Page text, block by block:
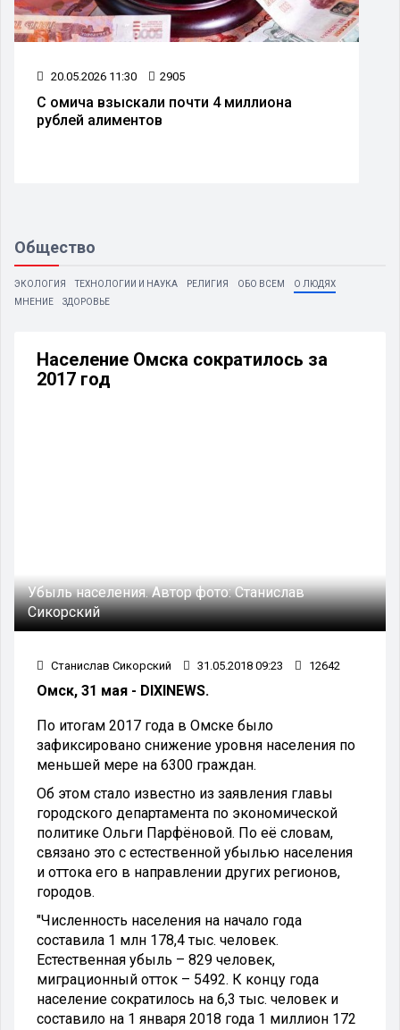
20.05.2026 11:30 2905
С омича взыскали почти 4 миллиона
рублей алиментов
Общество
ЭКОЛОГИЯ ТЕХНОЛОГИИ И НАУКА РЕЛИГИЯ ОБО ВСЕМ
О ЛЮДЯХ
МНЕНИЕ
ЗДОРОВЬЕ
Население Омска сократилось за
2017 год
Убыль населения.Автор фото:Станислав
Сикорский
Станислав Сикорский 31.05.2018 09:23 12642
Омск, 31 мая - DIXINEWS.
По итогам 2017 года в Омске было
зафиксировано снижение уровня населения по
меньшей мере на 6300 граждан.
Об этом стало известно из заявления главы
городского департамента по экономической
политике Ольги Парфёновой. По её словам,
связано это с естественной убылью населения
и оттока его в направлении других регионов,
городов.
"Численность населения на начало года
составила 1 млн 178,4 тыс. человек.
Естественная убыль – 829 человек,
миграционный отток – 5492. К концу года
население сократилось на 6,3 тыс. человек и
составило на 1 января 2018 года 1 миллион 172